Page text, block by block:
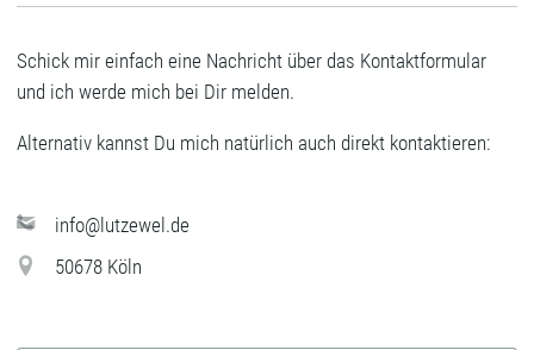
Schick mir einfach eine Nachricht über das Kontaktformular
und ich werde mich bei Dir melden.
Alternativ kannst Du mich natürlich auch direkt kontaktieren:
info@lutzewel.de
50678 Köln